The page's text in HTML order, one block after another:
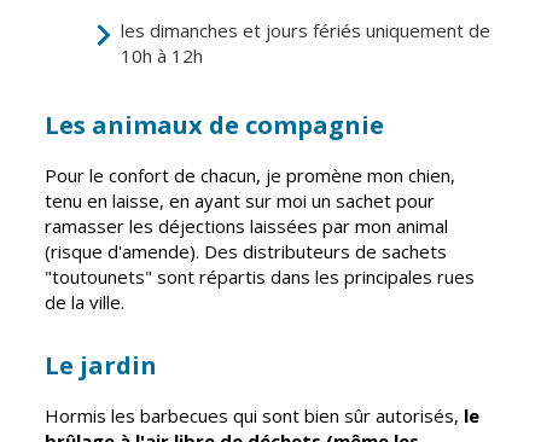
Piscine Charles
Équipements
sportifs
Associations
Annuaire des
associations
Démarches
les dimanches et jours fériés uniquement de
10h à 12h
Les animaux de compagnie
Pour le confort de chacun, je promène mon chien,
tenu en laisse, en ayant sur moi un sachet pour
ramasser les déjections laissées par mon animal
(risque d'amende). Des distributeurs de sachets
"toutounets" sont répartis dans les principales rues
de la ville.
Le jardin
Hormis les barbecues qui sont bien sûr autorisés, le